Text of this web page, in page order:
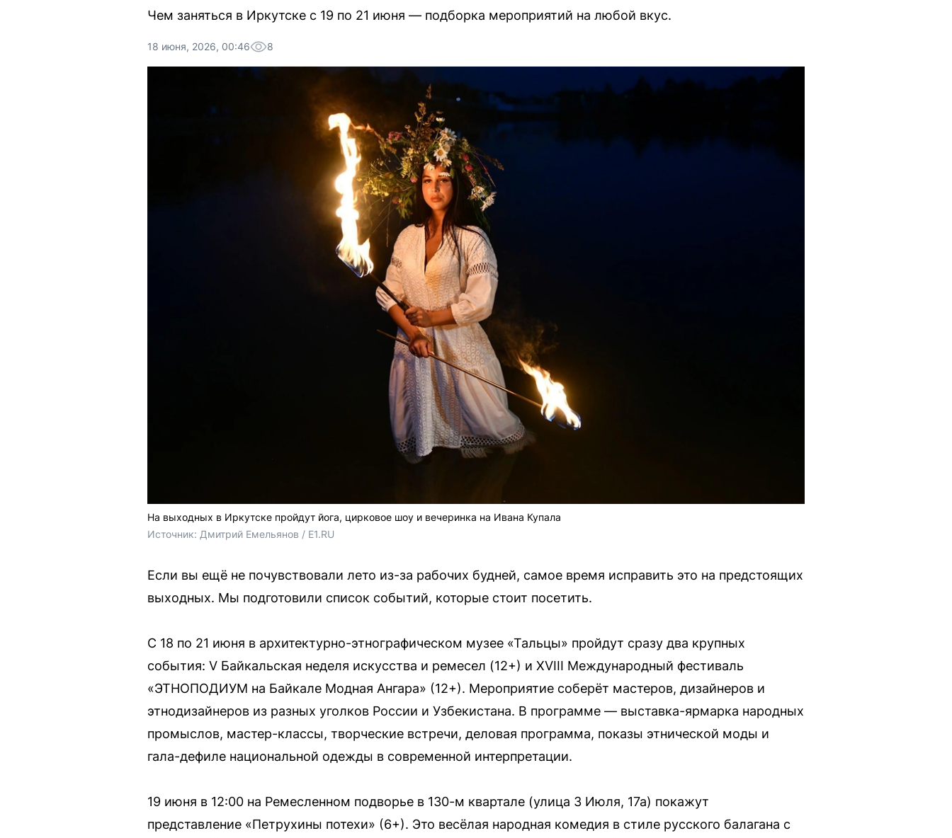
Чем заняться в Иркутске с 19 по 21 июня — подборка мероприятий на любой вкус.
18 июня, 2026, 00:46 8
На выходных в Иркутске пройдут йога, цирковое шоу и вечеринка на Ивана Купала
Источник: Дмитрий Емельянов / E1.RU
Если вы ещё не почувствовали лето из-за рабочих будней, самое время исправить это на предстоящих
выходных. Мы подготовили список событий, которые стоит посетить.
С 18 по 21 июня в архитектурно-этнографическом музее «Тальцы» пройдут сразу два крупных
события: V Байкальская неделя искусства и ремесел (12+) и XVIII Международный фестиваль
«ЭТНОПОДИУМ на Байкале Модная Ангара» (12+). Мероприятие соберёт мастеров, дизайнеров и
этнодизайнеров из разных уголков России и Узбекистана. В программе — выставка-ярмарка народных
промыслов, мастер-классы, творческие встречи, деловая программа, показы этнической моды и
гала-дефиле национальной одежды в современной интерпретации.
19 июня в 12:00 на Ремесленном подворье в 130-м квартале (улица 3 Июля, 17а) покажут
представление «Петрухины потехи» (6+). Это весёлая народная комедия в стиле русского балагана с